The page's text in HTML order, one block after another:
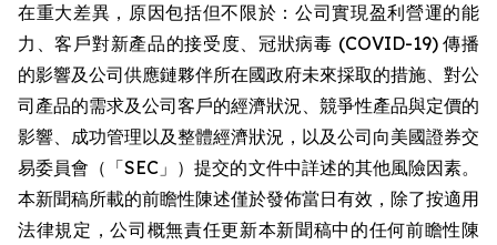
在重大差異，原因包括但不限於：公司實現盈利營運的能
力、客戶對新產品的接受度、冠狀病毒 (COVID-19) 傳播
的影響及公司供應鏈夥伴所在國政府未來採取的措施、對公
司產品的需求及公司客戶的經濟狀況、競爭性產品與定價的
影響、成功管理以及整體經濟狀況，以及公司向美國證券交
易委員會（「SEC」）提交的文件中詳述的其他風險因素。
本新聞稿所載的前瞻性陳述僅於發佈當日有效，除了按適用
法律規定，公司概無責任更新本新聞稿中的任何前瞻性陳